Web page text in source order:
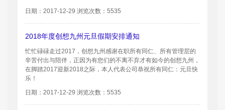
日期：2017-12-29 浏览次数：5535
2018年度创想九州元旦假期安排通知
忙忙碌碌走过2017，创想九州感谢在职所有同仁、所有管理层的
辛苦付出与陪伴，正因为有您们的不离不弃才有如今的创想九州，
在脚踏2017迎新2018之际，本人代表公司恭祝所有同仁：元旦快
乐！
日期：2017-12-29 浏览次数：5535